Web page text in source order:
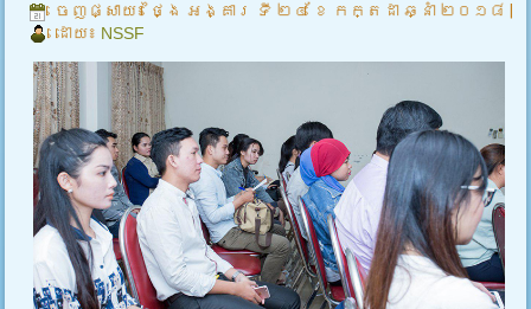
ចេញផ្សាយ៖ ថ្ងៃ អង្គារ ទី ២៤ ខែ កក្តដា ឆ្នាំ ២០១៨
ដោយ៖ NSSF